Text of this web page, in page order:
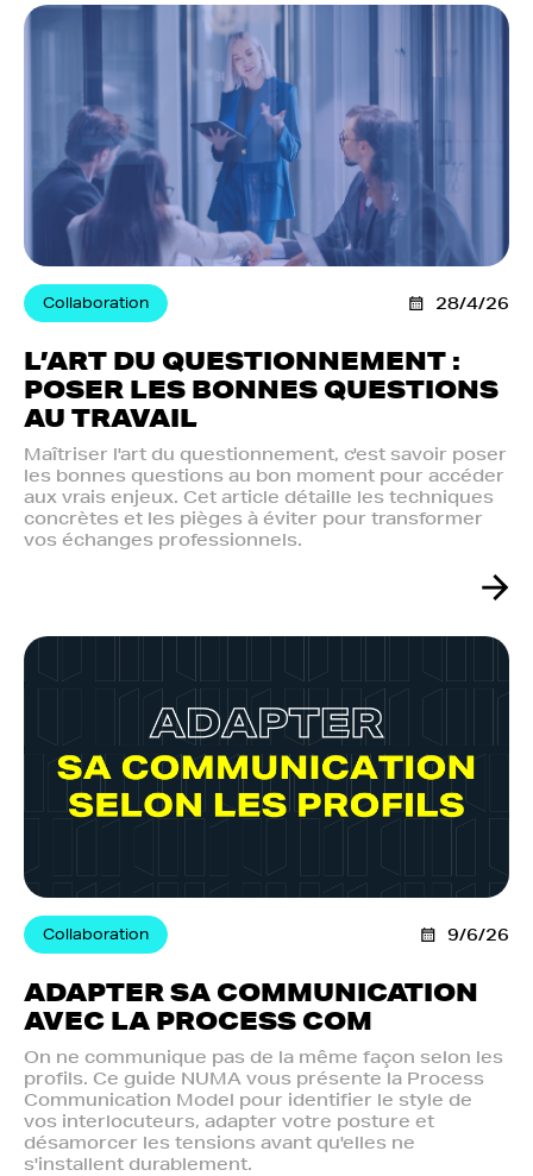
Collaboration 28/4/26
L’ART DU QUESTIONNEMENT :
POSER LES BONNES QUESTIONS
AU TRAVAIL
Maîtriser l'art du questionnement, c'est savoir poser
les bonnes questions au bon moment pour accéder
aux vrais enjeux. Cet article détaille les techniques
concrètes et les pièges à éviter pour transformer
vos échanges professionnels.
Collaboration 9/6/26
ADAPTER SA COMMUNICATION
AVEC LA PROCESS COM
On ne communique pas de la même façon selon les
profils. Ce guide NUMA vous présente la Process
Communication Model pour identifier le style de
vos interlocuteurs, adapter votre posture et
désamorcer les tensions avant qu'elles ne
s'installent durablement.